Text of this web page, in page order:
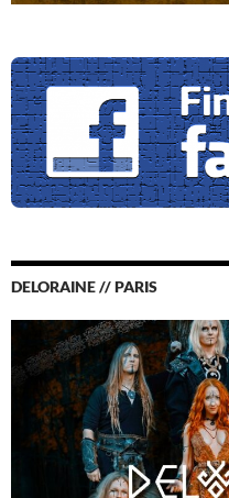
DELORAINE // PARIS